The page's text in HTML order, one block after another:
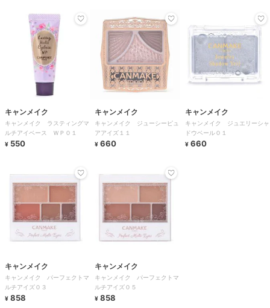
キャンメイク
キャンメイク ラスティングマ
ルチアイベース ＷＰ０１
¥ 550
キャンメイク
キャンメイク ジューシーピュ
アアイズ１１
¥ 660
キャンメイク
キャンメイク ジュエリーシャ
ドウベール０１
¥ 660
キャンメイク
キャンメイク パーフェクトマ
ルチアイズ０３
¥ 858
キャンメイク
キャンメイク パーフェクトマ
ルチアイズ０５
¥ 858